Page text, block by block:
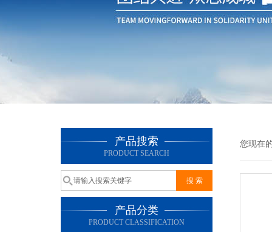
产品搜索
PRODUCT SEARCH
产品分类
PRODUCT CLASSIFICATION
您现在